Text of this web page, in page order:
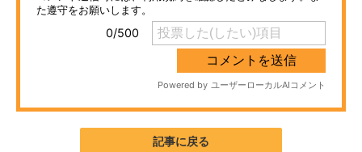
進化するPCとデバイスの未来
AI活用のいまが分かる
記事に戻る